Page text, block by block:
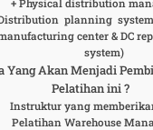
+ Physical distribution
planning system,
center & DC
system)
Yang Akan Menjadi
Pelatihan ini ?
Instruktur yang
Pelatihan Warehouse